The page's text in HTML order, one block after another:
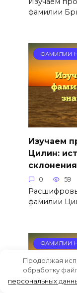
фамилии
ФАМИЛИИ
Изучаем
Цилин:
склонения
0 59
фамилии
ФАМИЛИИ
Продолжая
обработку
персональных